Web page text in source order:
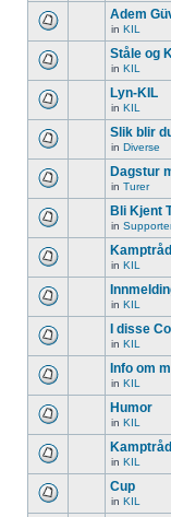
Adem
in KIL
Ståle og
in KIL
Lyn-KIL
in KIL
Slik blir
in Diverse
Dagstur
in Turer
Bli Kjent
in
in KIL
in KIL
I disse
in KIL
Info om
in KIL
Humor
in KIL
in KIL
Cup
in KIL